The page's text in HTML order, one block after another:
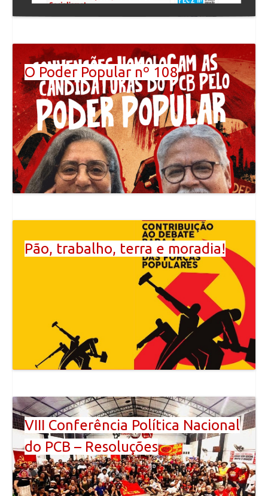
O Poder Popular nº 108
Pão, trabalho, terra e moradia!
VIII Conferência Política Nacional
do PCB – Resoluções